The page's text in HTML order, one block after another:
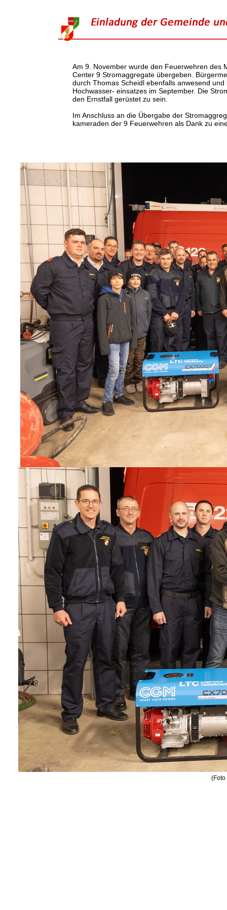
Am 9. November wurde den Feuerwehren des
Center 9 Stromaggregate übergeben.
durch Thomas Scheidl ebenfalls anwesend
Hochwasser- einsatzes im September. Die
den Ernstfall gerüstet zu sein.
Im Anschluss an die Übergabe der
kameraden der 9 Feuerwehren als Dank zu
(Foto